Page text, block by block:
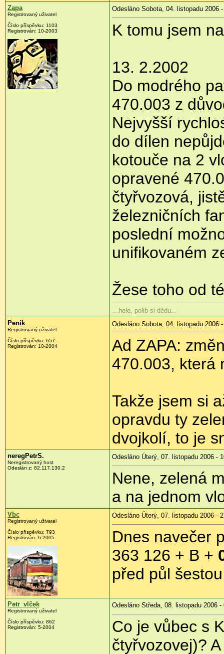
Zapa
Registrovaný uživatel
Číslo příspěvku: 1103
Registrován: 10-2003
Odesláno Sobota, 04. listopadu 2006
K tomu jsem
13. 2.2002
Do modrého
470.003 z
Nejvyšší
do dílen
kotouče na 2
opravené
čtyřvozová,
železničních
poslední
unifikovaném
Žese toho od
...hele, polib si dědu...
Penik
Registrovaný uživatel
Číslo příspěvku: 657
Registrován: 10-2004
Odesláno Sobota, 04. listopadu 2006
Ad ZAPA:
470.003, která
Takže jsem si
opravdu ty
dvojkolí, to je
neregPetrS.
Neregistrovaný host
Odeslán z: 82.117.130.2
Odesláno Úterý, 07. listopadu 2006 -
Nene, zelená
a na jednom
Vbc
Registrovaný uživatel
Číslo příspěvku: 793
Registrován: 6-2005
Odesláno Úterý, 07. listopadu 2006 -
Dnes navečer
363 126 + B +
před půl
Petr_vlček
Registrovaný uživatel
Číslo příspěvku: 862
Registrován: 5-2004
Odesláno Středa, 08. listopadu 2006 -
Co je vůbec s
čtyřvozovej)?